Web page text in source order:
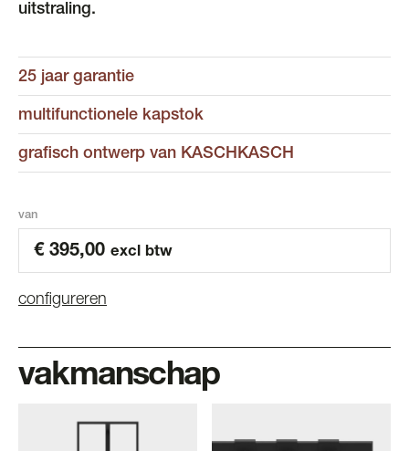
uitstraling.
25 jaar garantie
multifunctionele kapstok
grafisch ontwerp van KASCHKASCH
van
€ 395,00 excl btw
configureren
vakmanschap